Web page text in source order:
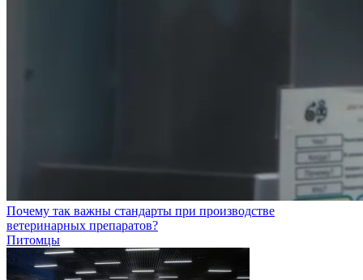
Почему так важны стандарты при производстве
ветеринарных препаратов?
Питомцы